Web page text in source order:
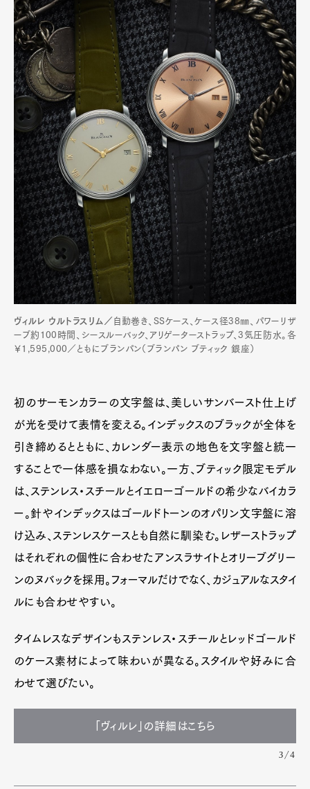
ヴィルレ ウルトラスリム／ 自動巻き、SSケース、ケース径38㎜、パワーリザ
ーブ約100時間、シースルーバック、アリゲーターストラップ、3気圧防水。各
￥1,595,000／ともにブランパン（ブランパン ブティック 銀座）
初のサーモンカラーの文字盤は、美しいサンバースト仕上げ
が光を受けて表情を変える。インデックスのブラックが全体を
引き締めるとともに、カレンダー表示の地色を文字盤と統一
することで一体感を損なわない。一方、ブティック限定モデル
は、ステンレス・スチールとイエローゴールドの希少なバイカラ
ー。針やインデックスはゴールドトーンのオパリン文字盤に溶
け込み、ステンレスケースとも自然に馴染む。レザーストラップ
はそれぞれの個性に合わせたアンスラサイトとオリーブグリー
ンのヌバックを採用。フォーマルだけでなく、カジュアルなスタイ
ルにも合わせやすい。
タイムレスなデザインもステンレス・スチールとレッドゴールド
のケース素材によって味わいが異なる。スタイルや好みに合
わせて選びたい。
「ヴィルレ」の詳細はこちら
3/4